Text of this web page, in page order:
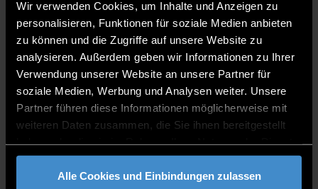
Wir verwenden Cookies, um Inhalte und Anzeigen zu
personalisieren, Funktionen für soziale Medien anbieten
zu können und die Zugriffe auf unsere Website zu
analysieren. Außerdem geben wir Informationen zu Ihrer
Verwendung unserer Website an unsere Partner für
soziale Medien, Werbung und Analysen weiter. Unsere
Partner führen diese Informationen möglicherweise mit
weiteren Daten zusammen, die Sie ihnen bereitgestellt
gesammelt haben.
Alle Cookies und Einbindungen zulassen
Seminar Management, Administration & Part-time
Study Programmes
Advisor
ITC2 1.06
0991/3615-437